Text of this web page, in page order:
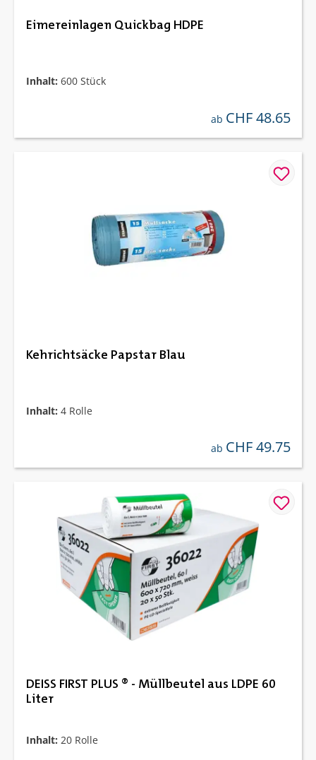
Eimereinlagen Quickbag HDPE
Inhalt: 600 Stück
regulärer preis:
ab CHF 48.65
Kehrichtsäcke Papstar Blau
Inhalt: 4 Rolle
regulärer preis:
ab CHF 49.75
DEISS FIRST PLUS ® - Müllbeutel aus LDPE 60
Liter
Inhalt: 20 Rolle